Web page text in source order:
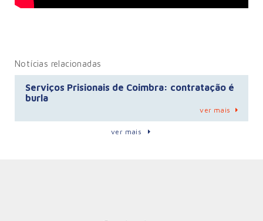
Notícias relacionadas
Serviços Prisionais de Coimbra: contratação é
burla
ver mais
ver mais